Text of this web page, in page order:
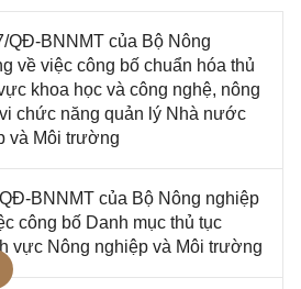
QĐ-BNNMT của Bộ Nông
về việc công bố chuẩn hóa thủ
khoa học và công nghệ, nông
chức năng quản lý Nhà nước
và Môi trường
BNNMT của Bộ Nông nghiệp
công bố Danh mục thủ tục
vực Nông nghiệp và Môi trường